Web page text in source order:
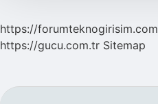
https://forumteknogirisim.com
https://gucu.com.tr Sitemap